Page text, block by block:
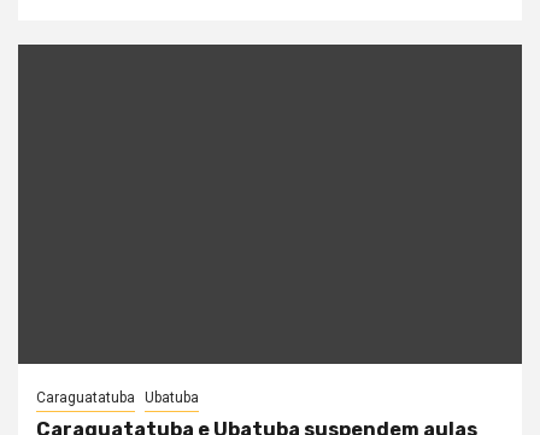
Caraguatatuba Ubatuba
Caraguatatuba e Ubatuba suspendem aulas